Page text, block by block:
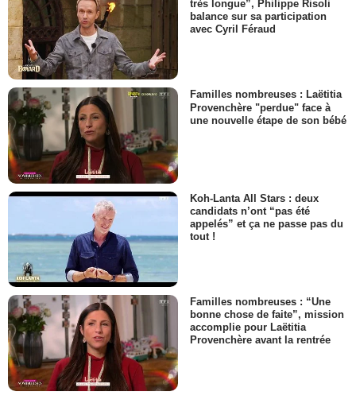
très longue”, Philippe Risoli
balance sur sa participation
avec Cyril Féraud
Familles nombreuses : Laëtitia
Provenchère "perdue" face à
une nouvelle étape de son bébé
Koh-Lanta All Stars : deux
candidats n’ont “pas été
appelés” et ça ne passe pas du
tout !
Familles nombreuses : “Une
bonne chose de faite”, mission
accomplie pour Laëtitia
Provenchère avant la rentrée